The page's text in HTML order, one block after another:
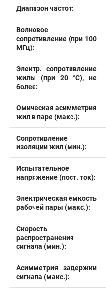
Диапазон частот:
Волновое
сопротивление (при 100
МГц):
Электр. сопротивление
жилы (при 20 °С), не
более:
Омическая асимметрия
жил в паре (макс.):
Сопротивление
изоляции жил (мин.):
Испытательное
напряжение (пост. ток):
Электрическая емкость
рабочей пары (макс.):
Скорость
распространения
сигнала (мин.):
Асимметрия задержки
сигнала (макс.):